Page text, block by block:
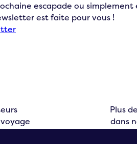
escapade ou simplement
est faite pour vous !
Plus
dans